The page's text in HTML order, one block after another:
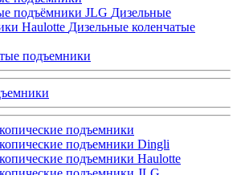
подъёмники JLG Дизельные
Haulotte Дизельные коленчатые
подъемники
подъемники
подъемники Dingli
подъемники Haulotte